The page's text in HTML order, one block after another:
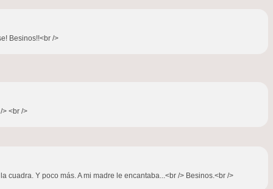
Besinos!!<br />
> <br />
Y poco más. A mi madre le encantaba...<br /> Besinos.<br />